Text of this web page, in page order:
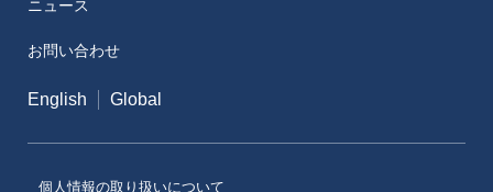
MA）
医療従事者向けサイト（ONOメディカルナビ）
医薬・薬学研究支援
ニュース
お問い合わせ
English Global
個人情報の取り扱いについて